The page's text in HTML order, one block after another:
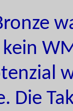
kein
Die